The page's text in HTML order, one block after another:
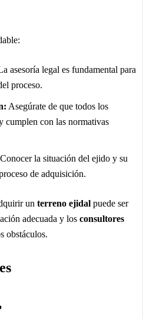
asesoría legal es fundamental para
proceso.
Asegúrate de que todos los
cumplen con las normativas
Conocer la situación del ejido y su
de adquisición.
un terreno ejidal puede ser
adecuada y los consultores
obstáculos.